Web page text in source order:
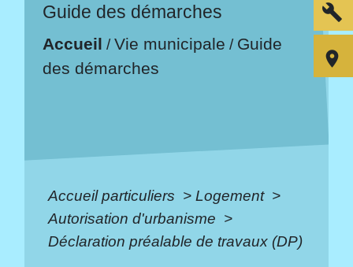
Guide des démarches
Accueil /Vie municipale / Guide
des démarches
Accueil particuliers > Logement >
Autorisation d'urbanisme >
Déclaration préalable de travaux (DP)
build
room